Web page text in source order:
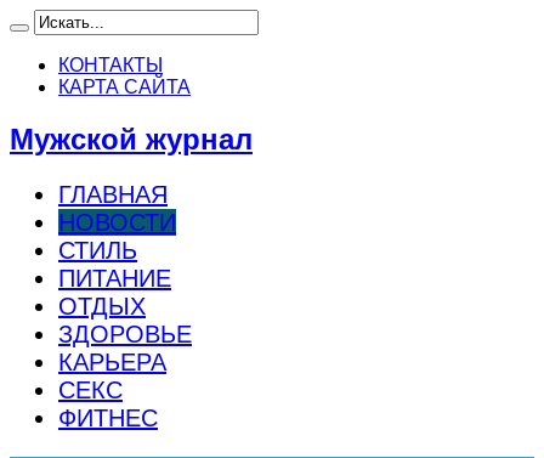
КОНТАКТЫ
КАРТА САЙТА
Мужской журнал
ГЛАВНАЯ
НОВОСТИ
СТИЛЬ
ПИТАНИЕ
ОТДЫХ
ЗДОРОВЬЕ
КАРЬЕРА
СЕКС
ФИТНЕС